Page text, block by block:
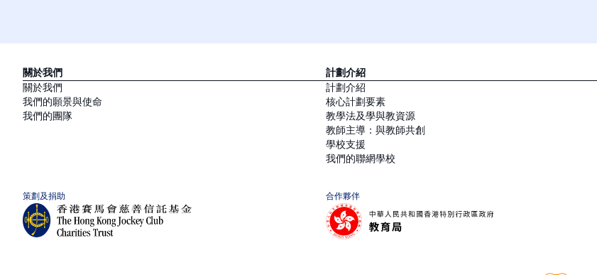
關於我們
關於我們
我們的願景與使命
我們的團隊
計劃介紹
計劃介紹
核心計劃要素
教學法及學與教資源
教師主導：與教師共創
學校支援
我們的聯網學校
策劃及捐助 合作夥伴